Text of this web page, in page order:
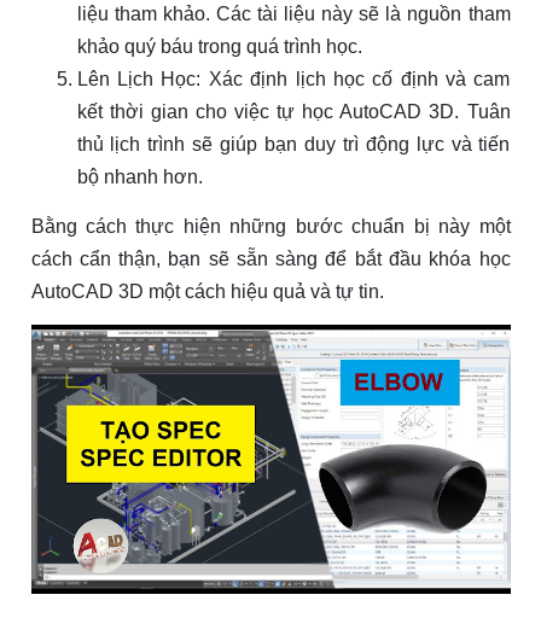
liệu tham khảo. Các tài liệu này sẽ là nguồn tham
khảo quý báu trong quá trình học.
Lên Lịch Học: Xác định lịch học cố định và cam
kết thời gian cho việc tự học AutoCAD 3D. Tuân
thủ lịch trình sẽ giúp bạn duy trì động lực và tiến
bộ nhanh hơn.
Bằng cách thực hiện những bước chuẩn bị này một
cách cẩn thận, bạn sẽ sẵn sàng để bắt đầu khóa học
AutoCAD 3D một cách hiệu quả và tự tin.